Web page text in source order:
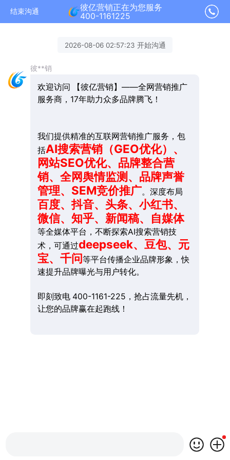
结束沟通
彼亿营销正在为您服务
400-1161225
2026-08-06 02:57:23 开始沟通
彼**销
欢迎访问 【彼亿营销】——全网营销推广
服务商，17年助力众多品牌腾飞！
我们提供精准的互联网营销推广服务，包
括AI搜索营销（GEO优化）、
网站SEO优化、品牌整合营
销、全网舆情监测、品牌声誉
管理、SEM竞价推广。深度布局
百度、抖音、头条、小红书、
微信、知乎、新闻稿、自媒体
等全媒体平台，不断探索AI搜索营销技
术，可通过deepseek、豆包、元
宝、千问等平台传播企业品牌形象，快
速提升品牌曝光与用户转化。
即刻致电 400-1161-225，抢占流量先机，
让您的品牌赢在起跑线！